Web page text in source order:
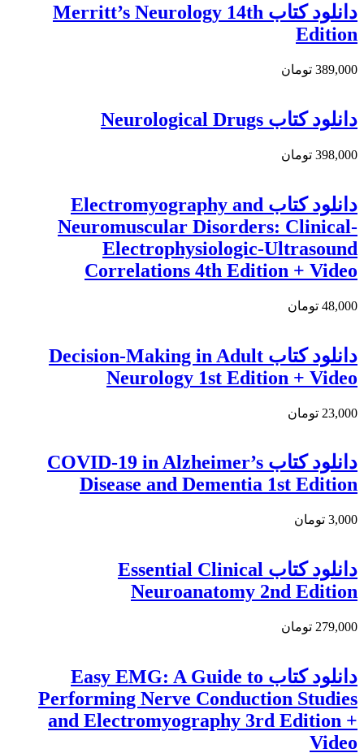
دانلود کتاب Merritt’s Neurology 14th
Edition
389,000 تومان
دانلود کتاب Neurological Drugs
398,000 تومان
دانلود کتاب Electromyography and
Neuromuscular Disorders: Clinical-
Electrophysiologic-Ultrasound
Correlations 4th Edition + Video
48,000 تومان
دانلود كتاب Decision-Making in Adult
Neurology 1st Edition + Video
23,000 تومان
دانلود کتاب COVID-19 in Alzheimer’s
Disease and Dementia 1st Edition
3,000 تومان
دانلود کتاب Essential Clinical
Neuroanatomy 2nd Edition
279,000 تومان
دانلود كتاب Easy EMG: A Guide to
Performing Nerve Conduction Studies
and Electromyography 3rd Edition +
Video